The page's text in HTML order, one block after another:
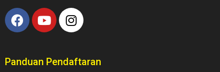
Panduan Pendaftaran